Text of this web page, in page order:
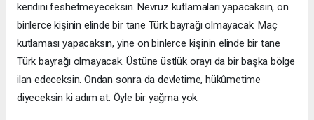
kendini feshetmeyeceksin. Nevruz kutlamaları yapacaksın, on
binlerce kişinin elinde bir tane Türk bayrağı olmayacak. Maç
kutlaması yapacaksın, yine on binlerce kişinin elinde bir tane
Türk bayrağı olmayacak. Üstüne üstlük orayı da bir başka bölge
ilan edeceksin. Ondan sonra da devletime, hükûmetime
diyeceksin ki adım at. Öyle bir yağma yok.